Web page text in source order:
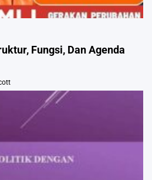
Fungsi, Dan Agenda